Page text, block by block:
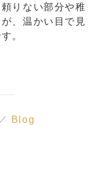
りない部分や稚
、温かい目で見
。
Blog